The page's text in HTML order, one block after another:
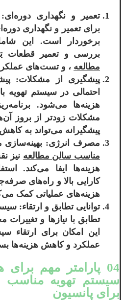
تعمیر و نگهداری
برای تعمیر و نگهداری
برخوردار است. این
بررسی و تعمیر قطعات
مطالعه ، و تست‌های
پیشگیری از مشکلات:
احتمالی در سیستم
هزینه‌ها می‌شود.
مشکلات زودتر از بروز
پیشگیرانه می‌تواند به
مصرف انرژی:
مناسب سالن مطالعه نیز
هزینه‌ها ایفا می‌کند.
کارایی بالا و راه‌های
هزینه‌های عملیاتی کمک
توانایی تطابق و ارتقاء:
تطابق با نیازها و
این امکان برای ارتقاء
عملکرد و کاهش هزینه‌ها
04 پارامتر مهم
سیستم تهویه مناسب
برای پانسیون